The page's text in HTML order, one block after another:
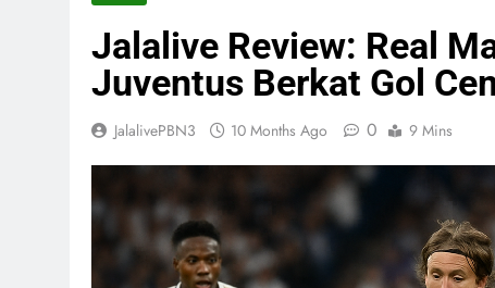
Jalalive Review: Real
Juventus Berkat Gol
JalalivePBN3 10 Months Ago 0 9 Mins